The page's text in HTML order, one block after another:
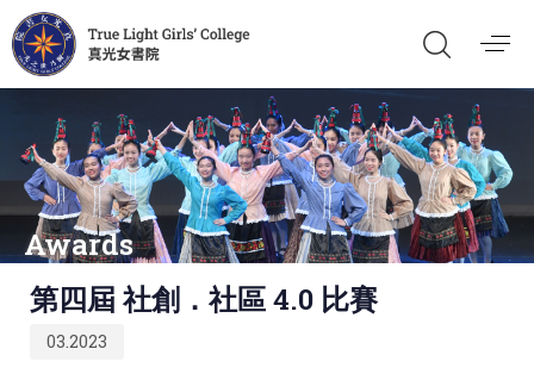
Awards
第四屆 社創．社區 4.0 比賽
on:
03.2023